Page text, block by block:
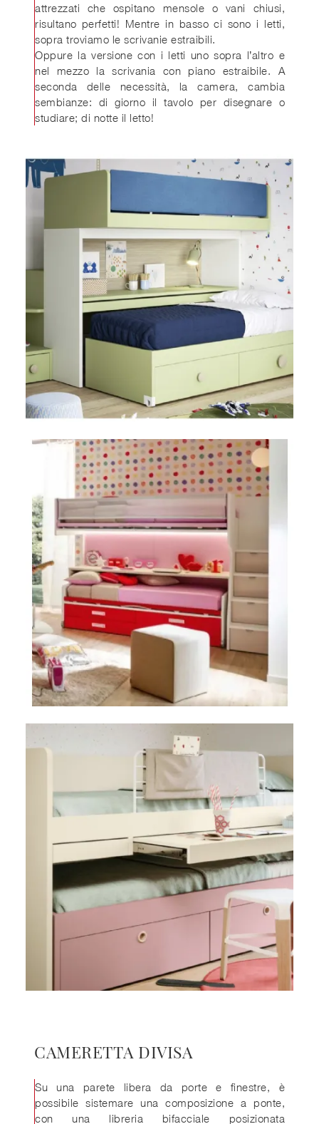
attrezzati che ospitano mensole o vani chiusi,
risultano perfetti! Mentre in basso ci sono i letti,
sopra troviamo le scrivanie estraibili.
Oppure la versione con i letti uno sopra l’altro e
nel mezzo la scrivania con piano estraibile. A
seconda delle necessità, la camera, cambia
sembianze: di giorno il tavolo per disegnare o
studiare; di notte il letto!
CAMERETTA DIVISA
Su una parete libera da porte e finestre, è
possibile sistemare una composizione a ponte,
con una libreria bifacciale posizionata